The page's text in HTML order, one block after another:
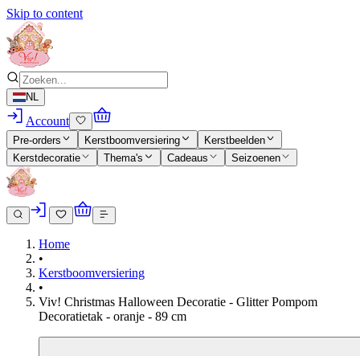
Skip to content
NL
Account
Pre-orders Kerstboomversiering
Kerstbeelden
Kerstdecoratie
Thema's Cadeaus Seizoenen
Home
•
Kerstboomversiering
•
Viv! Christmas Halloween Decoratie - Glitter Pompom
Decoratietak - oranje - 89 cm